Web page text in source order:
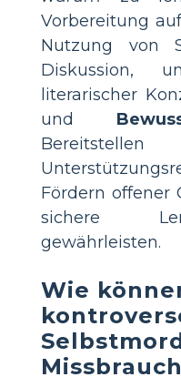
Vorbereitung
Nutzung von
Diskussion,
literarischer
und
Fördern offener
sichere
gewährleisten.
Wie